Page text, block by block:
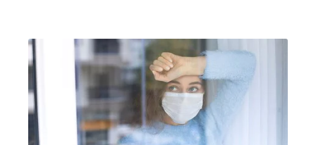
Ausnahmen für die Gastronomie vor.